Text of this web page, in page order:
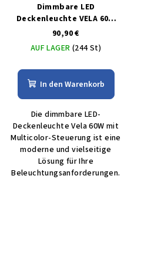
Dimmbare LED
Deckenleuchte VELA 60W
mit MULTICOLOR-Steuerung
90,90 €
AUF LAGER (244 St)
In den Warenkorb
Die dimmbare LED-
Deckenleuchte Vela 60W mit
Multicolor-Steuerung ist eine
moderne und vielseitige
Lösung für Ihre
Beleuchtungsanforderungen.